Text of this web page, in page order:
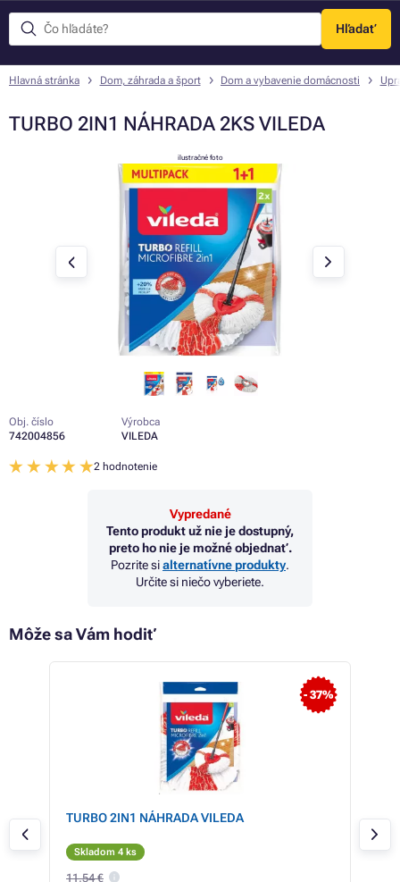
Hľadať
Menu
Hlavná stránka Dom, záhrada a šport Dom a vybavenie domácnosti
TURBO 2IN1 NÁHRADA 2KS VILEDA
ilustračné foto
Obj. číslo
742004856
Výrobca
VILEDA
2 hodnotenie
Vypredané
Tento produkt už nie je dostupný,
preto ho nie je možné objednať.
Pozrite sialternatívne produkty.
Určite si niečo vyberiete.
Môže sa Vám hodiť
- 37%
TURBO 2IN1 NÁHRADA VILEDA
Skladom 4 ks
11,54 €